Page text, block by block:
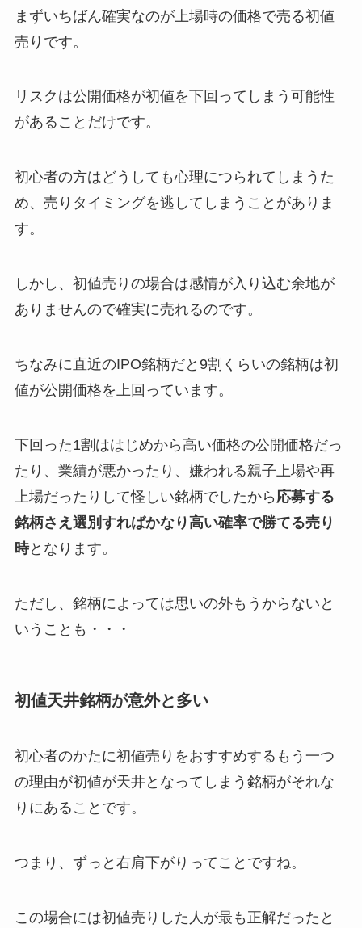
まずいちばん確実なのが上場時の価格で売る初値
売りです。
リスクは公開価格が初値を下回ってしまう可能性
があることだけです。
初心者の方はどうしても心理につられてしまうた
め、売りタイミングを逃してしまうことがありま
す。
しかし、初値売りの場合は感情が入り込む余地が
ありませんので確実に売れるのです。
ちなみに直近のIPO銘柄だと9割くらいの銘柄は初
値が公開価格を上回っています。
下回った1割ははじめから高い価格の公開価格だっ
たり、業績が悪かったり、嫌われる親子上場や再
上場だったりして怪しい銘柄でしたから 応募する
銘柄さえ選別すればかなり高い確率で勝てる売り
時となります。
ただし、銘柄によっては思いの外もうからないと
いうことも・・・
初値天井銘柄が意外と多い
初心者のかたに初値売りをおすすめするもう一つ
の理由が初値が天井となってしまう銘柄がそれな
りにあることです。
つまり、ずっと右肩下がりってことですね。
この場合には初値売りした人が最も正解だったと